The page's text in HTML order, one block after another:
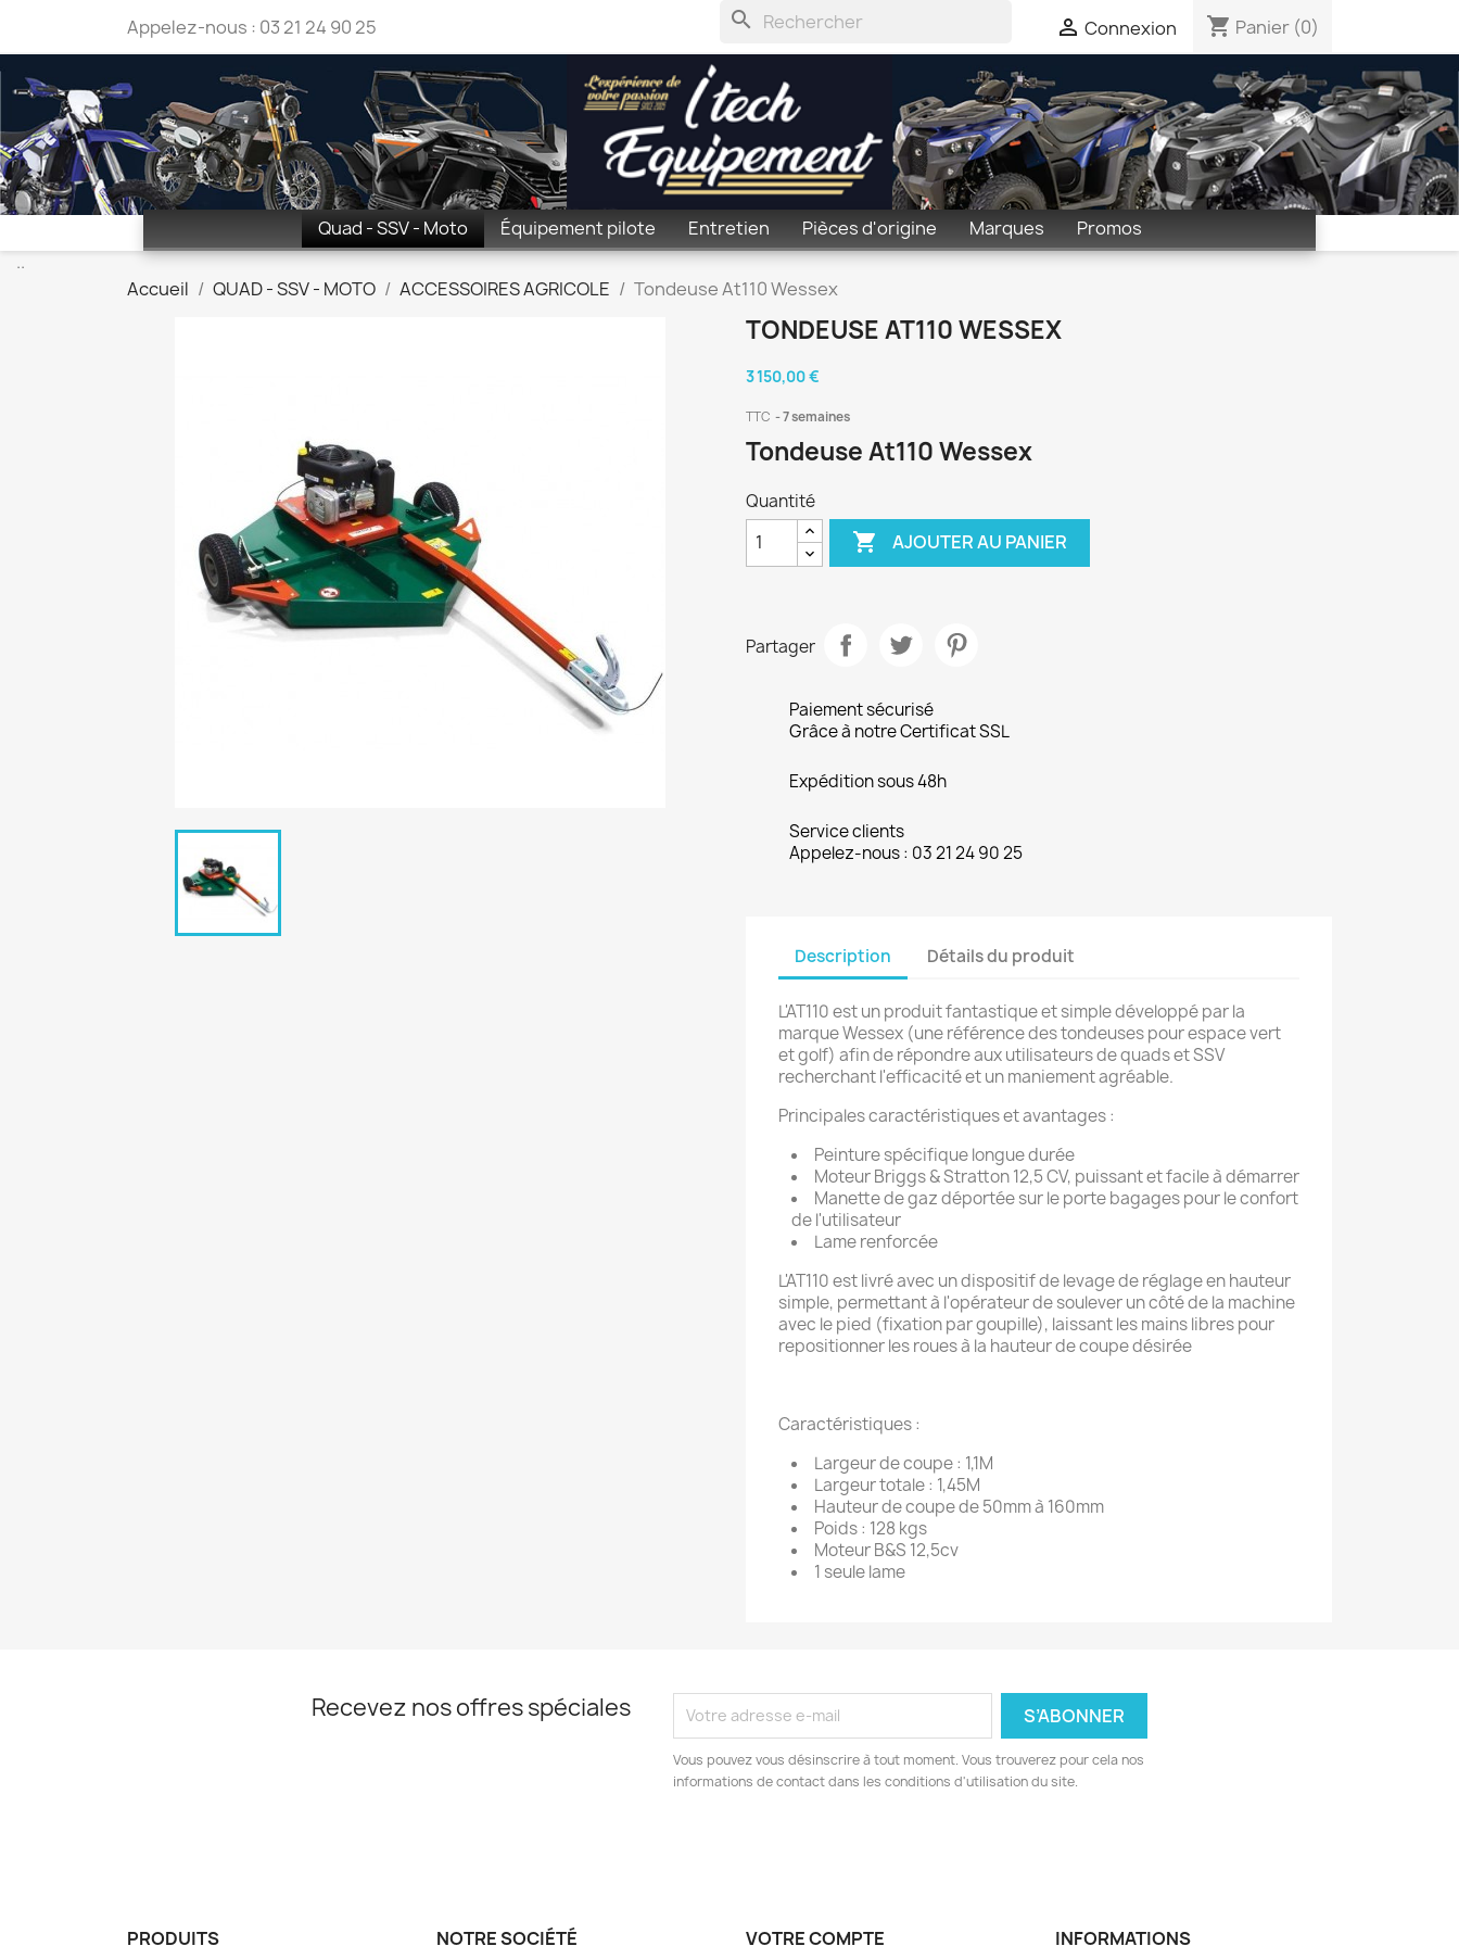
Appelez-nous : 03 21 24 90 25 search  Connexion shopping_cart Panier (0)
Quad - SSV - Moto Équipement pilote Entretien Pièces d'origine Marques
Promos
..
Accueil
QUAD - SSV - MOTO ACCESSOIRES AGRICOLE Tondeuse At110 Wessex
TONDEUSE AT110 WESSEX
3 150,00 €
TTC 7 semaines
Tondeuse At110 Wessex
Quantité
 AJOUTER AU PANIER
Partager
Paiement sécurisé
Grâce à notre Certificat SSL
Expédition sous 48h
Service clients
Appelez-nous : 03 21 24 90 25
Description Détails du produit
L'AT110 est un produit fantastique et simple développé par la
marque Wessex (une référence des tondeuses pour espace vert
et golf) afin de répondre aux utilisateurs de quads et SSV
recherchant l'efficacité et un maniement agréable.
Principales caractéristiques et avantages :
Peinture spécifique longue durée
Moteur Briggs & Stratton 12,5 CV, puissant et facile à démarrer
Manette de gaz déportée sur le porte bagages pour le confort
de l'utilisateur
Lame renforcée
L'AT110 est livré avec un dispositif de levage de réglage en hauteur
simple, permettant à l'opérateur de soulever un côté de la machine
avec le pied (fixation par goupille), laissant les mains libres pour
repositionner les roues à la hauteur de coupe désirée
Caractéristiques :
Largeur de coupe : 1,1M
Largeur totale : 1,45M
Hauteur de coupe de 50mm à 160mm
Poids : 128 kgs
Moteur B&S 12,5cv
1 seule lame
Recevez nos offres spéciales
Vous pouvez vous désinscrire à tout moment. Vous trouverez pour cela nos
informations de contact dans les conditions d'utilisation du site.
PRODUITS NOTRE SOCIÉTÉ VOTRE COMPTE INFORMATIONS